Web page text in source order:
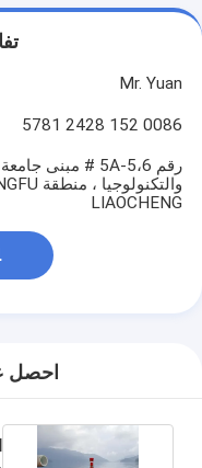
Mr. Yuan
0086 152 2428 5781
LIAOCHENG
احصل